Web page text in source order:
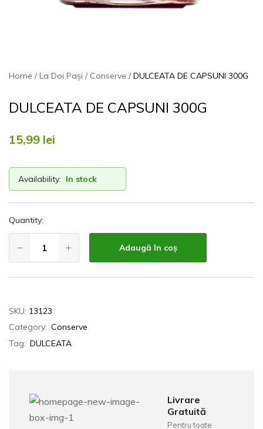
Home La Doi Pași Conserve DULCEATA DE CAPSUNI 300G
DULCEATA DE CAPSUNI 300G
15,99 lei
Availability: In stock
Quantity:
Adaugă în coș
SKU: 13123
Category: Conserve
Tag: DULCEATA
Livrare
Gratuită
Pentru toate